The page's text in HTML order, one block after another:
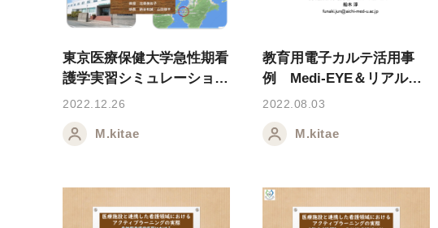
東京医療保健大学急性期看
護学実習シミュレーション
演習（Ｌive配信資料）
2022.12.26
M.kitae
教育用電子カルテ活用事
例 Medi-EYE＆リアルシ
ミュレーションによる代替
実習
2022.08.03
M.kitae